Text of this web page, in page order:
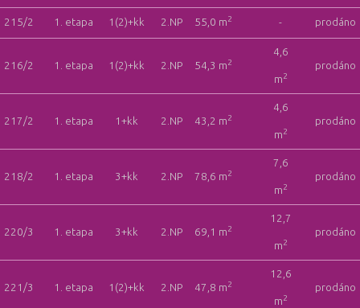
215/2 1. etapa 1(2)+kk 2.NP 55,0 m2 - prodáno
216/2 1. etapa 1(2)+kk 2.NP 54,3 m2
4,6
m2
prodáno
217/2 1. etapa 1+kk 2.NP 43,2 m2
4,6
m2
prodáno
218/2 1. etapa 3+kk 2.NP 78,6 m2
7,6
m2
prodáno
220/3 1. etapa 3+kk 2.NP 69,1 m2
12,7
m2
prodáno
221/3 1. etapa 1(2)+kk 2.NP 47,8 m2
12,6
m2
prodáno